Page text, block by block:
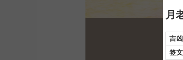
月
吉凶
签文